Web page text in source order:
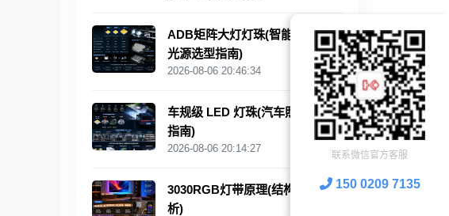
ADB矩阵大灯灯珠(智能汽车照明
光源选型指南)
2026-08-06 20:46:34
车规级 LED 灯珠(汽车照明选型
指南)
2026-08-06 20:14:27
3030RGB灯带原理(结构与应用解
析)
联系微信官方客服
150 0209 7135